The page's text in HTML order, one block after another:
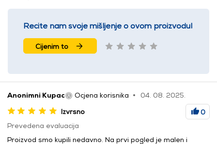
Recite nam svoje mišljenje o ovom proizvodu!
Cijenim to
Anonimni Kupac Ocjena korisnika
04. 08. 2025.
Izvrsno
0
Prevedena evaluacija
Proizvod smo kupili nedavno. Na prvi pogled je malen i